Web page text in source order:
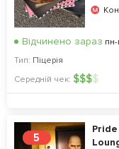
Відчинено зараз
Тип: Піцерія
Середній чек: $$$$
5